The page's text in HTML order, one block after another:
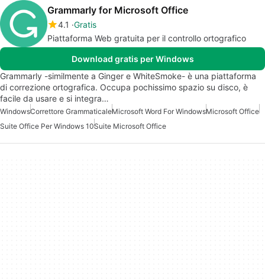
Grammarly for Microsoft Office
4.1 Gratis
Piattaforma Web gratuita per il controllo ortografico
Download gratis per Windows
Grammarly -similmente a Ginger e WhiteSmoke- è una piattaforma
di correzione ortografica. Occupa pochissimo spazio su disco, è
facile da usare e si integra…
WindowsCorrettore GrammaticaleMicrosoft Word For WindowsMicrosoft Office
Suite Office Per Windows 10Suite Microsoft Office